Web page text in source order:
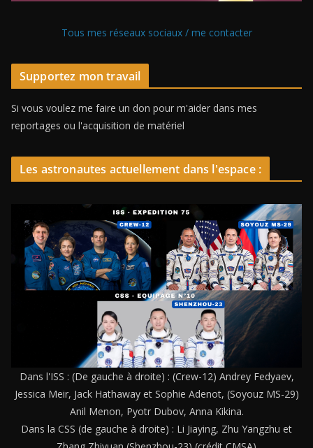
Tous mes réseaux sociaux / me contacter
Supportez mon travail
Si vous voulez me faire un don pour m'aider dans mes
reportages ou l'acquisition de matériel
Les astronautes actuellement dans l'espace :
Dans l'ISS : (De gauche à droite) : (Crew-12) Andrey Fedyaev,
Jessica Meir, Jack Hathaway et Sophie Adenot, (Soyouz MS-29)
Anil Menon, Pyotr Dubov, Anna Kikina.
Dans la CSS (de gauche à droite) : Li Jiaying, Zhu Yangzhu et